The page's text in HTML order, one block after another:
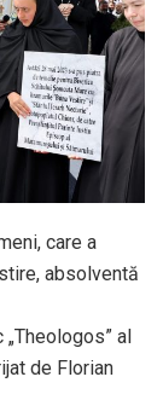
care a
absolventă
al
de Florian